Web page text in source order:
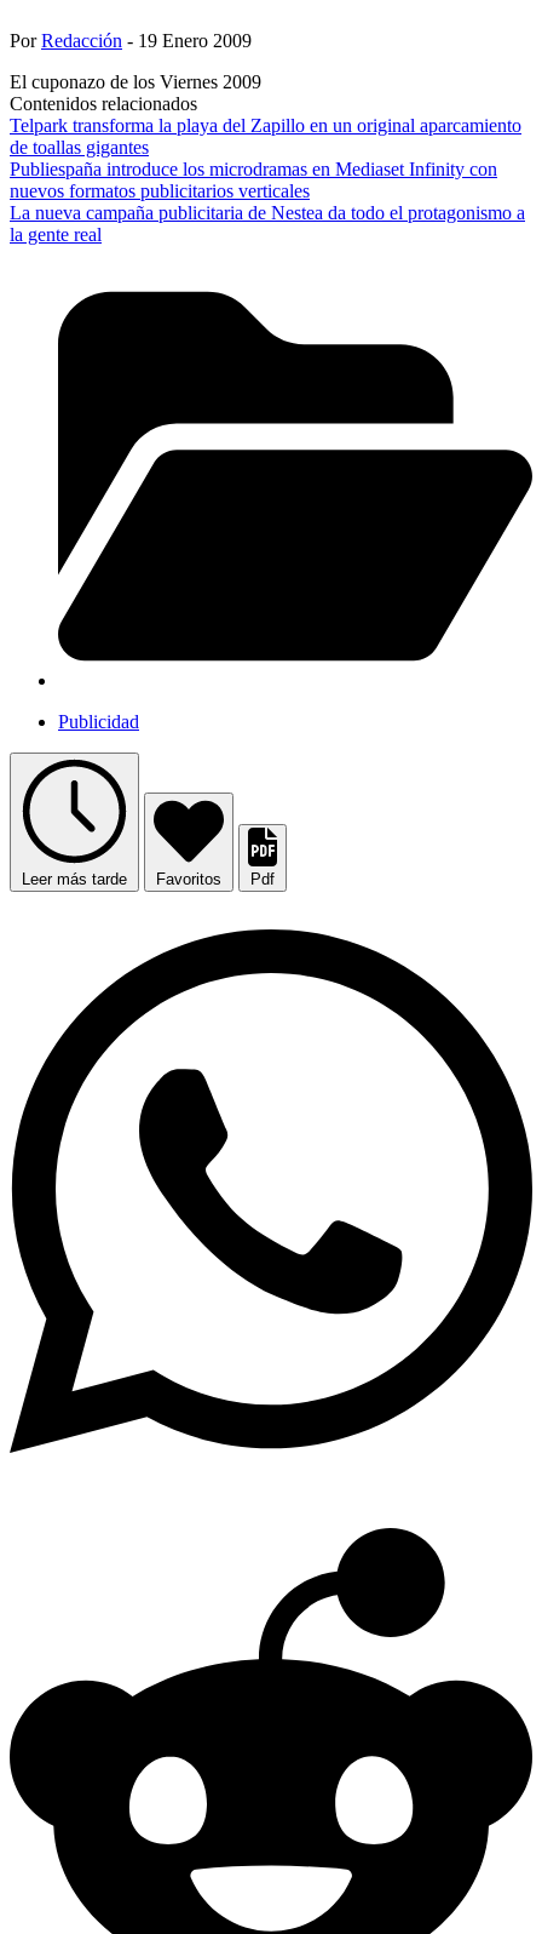
PorRedacción - 19 Enero 2009
El cuponazo de los Viernes 2009
Contenidos relacionados
Telpark transforma la playa del Zapillo en un original aparcamiento
de toallas gigantes
Publiespaña introduce los microdramas en Mediaset Infinity con
nuevos formatos publicitarios verticales
La nueva campaña publicitaria de Nestea da todo el protagonismo a
la gente real
Publicidad
Leer más tarde Favoritos Pdf